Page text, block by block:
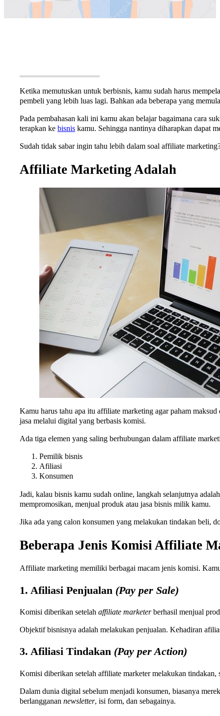
Ketika memutuskan untuk berbisnis, kamu sudah harus
pembeli yang lebih luas lagi. Bahkan ada beberapa yang
Pada pembahasan kali ini kamu akan belajar bagaimana cara
terapkan ke bisnis kamu. Sehingga nantinya diharapkan dapat
Sudah tidak sabar ingin tahu lebih dalam soal affiliate
Affiliate Marketing Adalah
Kamu harus tahu apa itu affiliate marketing agar paham
jasa melalui digital yang berbasis komisi.
Ada tiga elemen yang saling berhubungan dalam affiliate
Pemilik bisnis
Afiliasi
Konsumen
Jadi, kalau bisnis kamu sudah online, langkah selanjutnya
mempromosikan, menjual produk atau jasa bisnis milik kamu.
Jika ada yang calon konsumen yang melakukan tindakan beli,
Beberapa Jenis Komisi Affiliate
Affiliate marketing memiliki berbagai macam jenis komisi.
1. Afiliasi Penjualan (Pay per Sale)
Komisi diberikan setelah affiliate marketerberhasil menjual
Objektif bisnisnya adalah melakukan penjualan. Kehadiran
3. Afiliasi Tindakan (Pay per Action)
Komisi diberikan setelah affiliate marketer melakukan tindakan,
Dalam dunia digital sebelum menjadi konsumen, biasanya
berlangganan newsletter, isi form, dan sebagainya.